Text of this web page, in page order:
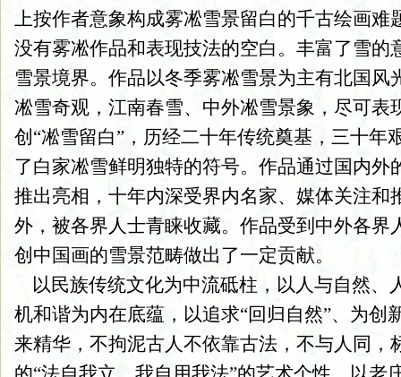
上按作者意象构成雾凇雪景留白的千古绘画
没有雾凇作品和表现技法的空白。丰富了雪的
雪景境界。作品以冬季雾凇雪景为主有北国风
凇雪奇观，江南春雪、中外凇雪景象，尽可表
创“凇雪留白”，历经二十年传统奠基，三十年
了白家凇雪鲜明独特的符号。作品通过国内外
推出亮相，十年内深受界内名家、媒体关注和
外，被各界人士青睐收藏。作品受到中外各界
创中国画的雪景范畴做出了一定贡献。
以民族传统文化为中流砥柱，以人与自然、
机和谐为内在底蕴，以追求“回归自然”、为创
来精华，不拘泥古人不依靠古法，不与人同，